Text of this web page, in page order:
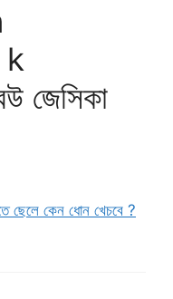
k
জেসিকা
কেন ধোন খেচবে ?